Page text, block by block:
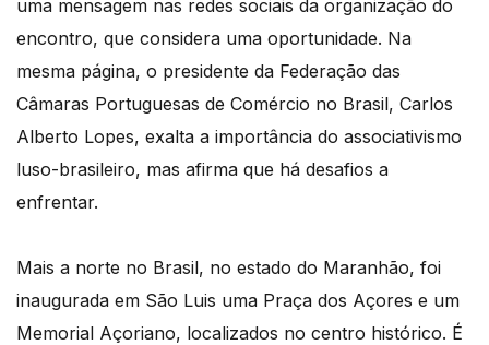
uma mensagem nas redes sociais da organização do
encontro, que considera uma oportunidade. Na
mesma página, o presidente da Federação das
Câmaras Portuguesas de Comércio no Brasil, Carlos
Alberto Lopes, exalta a importância do associativismo
luso-brasileiro, mas afirma que há desafios a
enfrentar.
Mais a norte no Brasil, no estado do Maranhão, foi
inaugurada em São Luis uma Praça dos Açores e um
Memorial Açoriano, localizados no centro histórico. É